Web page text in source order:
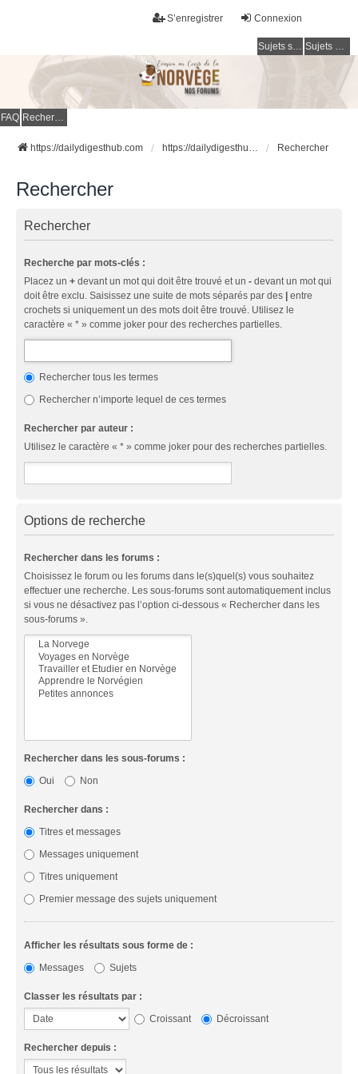
Connexion
S’enregistrer
Sujets sans réponse Sujets actifs
FAQ Rechercher
https://dailydigesthub.com https://dailydigesthub.com Rechercher
Rechercher
Rechercher
Recherche par mots-clés :
Placez un + devant un mot qui doit être trouvé et un - devant un mot qui
doit être exclu. Saisissez une suite de mots séparés par des
entre
crochets si uniquement un des mots doit être trouvé. Utilisez le
caractère « * » comme joker pour des recherches partielles.
Rechercher tous les termes
Rechercher n’importe lequel de ces termes
Rechercher par auteur :
Utilisez le caractère « * » comme joker pour des recherches partielles.
Options de recherche
Rechercher dans les forums :
Choisissez le forum ou les forums dans le(s)quel(s) vous souhaitez
effectuer une recherche. Les sous-forums sont automatiquement inclus
si vous ne désactivez pas l’option ci-dessous « Rechercher dans les
sous-forums ».
Rechercher dans les sous-forums :
Oui
Non
Rechercher dans :
Titres et messages
Messages uniquement
Titres uniquement
Premier message des sujets uniquement
Afficher les résultats sous forme de :
Messages
Sujets
Classer les résultats par :
Croissant
Décroissant
Rechercher depuis :